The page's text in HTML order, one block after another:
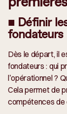
■ Définir
fondateurs
Dès le départ, il
fondateurs : qui
l’opérationnel ?
Cela permet de
compétences de